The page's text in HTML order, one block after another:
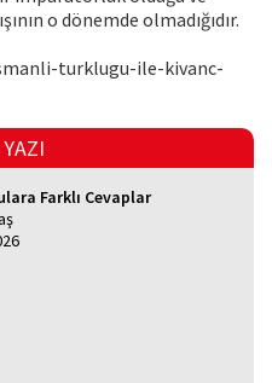
o dönemde olmadığıdır.
turklugu-ile-kivanc-
Farklı Cevaplar